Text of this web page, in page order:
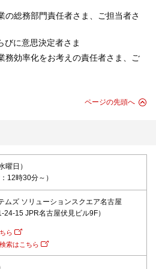
の総務部門責任者さま、ご担当者さ
びに意思決定者さま
務効率化をお考えの責任者さま、ご
ページの先頭へ
曜日）
12時30分～）
ムズ ソリューションスクエア名古屋
24-15 JPR名古屋伏見ビル9F）
ら
索はこちら